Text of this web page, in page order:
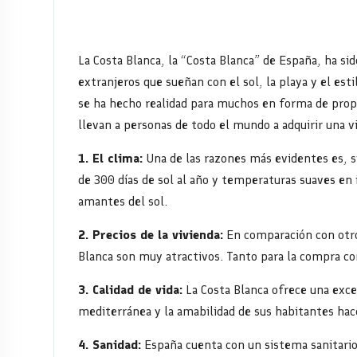
los
extranjeros
eligen
comprar
propiedades
en
España
La Costa Blanca, la “Costa Blanca” de España, ha
extranjeros que sueñan con el sol, la playa y el
se ha hecho realidad para muchos en forma de
llevan a personas de todo el mundo a adquirir una
1. El clima: Una de las razones más evidentes es,
de 300 días de sol al año y temperaturas suaves
amantes del sol.
2. Precios de la vivienda: En comparación con
Blanca son muy atractivos. Tanto para la compra
3. Calidad de vida: La Costa Blanca ofrece una
mediterránea y la amabilidad de sus habitantes
4. Sanidad: España cuenta con un sistema